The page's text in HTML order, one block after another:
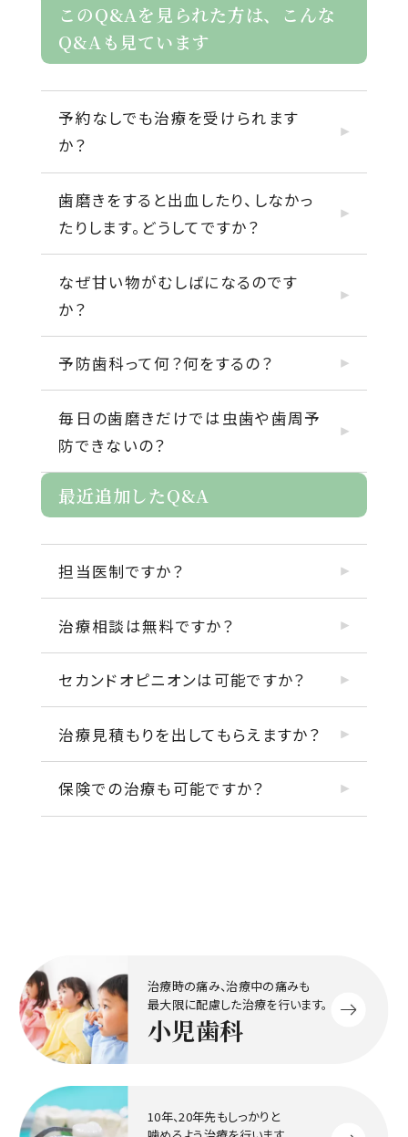
このQ&Aを見られた方は、こんな
Q&Aも見ています
予約なしでも治療を受けられます
か？
歯磨きをすると出血したり、しなかっ
たりします。どうしてですか？
なぜ甘い物がむしばになるのです
か？
予防歯科って何？何をするの？
毎日の歯磨きだけでは虫歯や歯周予
防できないの？
最近追加したQ&A
担当医制ですか？
治療相談は無料ですか？
セカンドオピニオンは可能ですか？
治療見積もりを出してもらえますか？
保険での治療も可能ですか？
治療時の痛み、治療中の痛みも
最大限に配慮した治療を行います。
小児歯科
10年、20年先もしっかりと